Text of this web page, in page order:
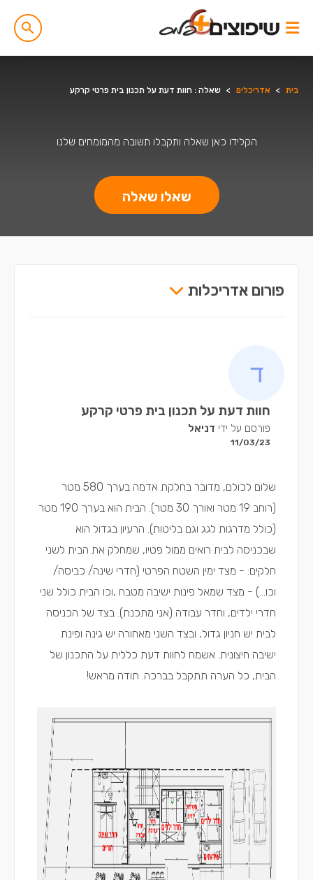
בית > אדריכלים > שאלה : חוות דעת על תכנון בית פרטי קרקע
הקלידו כאן שאלה ותקבלו תשובה מהמומחים שלנו
שאלו שאלה
פורום אדריכלות
חוות דעת על תכנון בית פרטי קרקע
פורסם על ידי דניאל
11/03/23
שלום לכולם, מדובר בחלקת אדמה בערך 580 מטר
(רוחב 19 מטר ואורך 30 מטר). הבית הוא בערך 190 מטר
(כולל מדרגות לגג וגם בליטות). הרעיון בגדול הוא
שבכניסה לבית רואים ממול פטיו, שמחלק את הבית לשני
חלקים: - מצד ימין השטח הפרטי (חדרי שינה/ כביסה/
וכו...) - מצד שמאל פינות ישיבה מטבח ,וכו הבית כולל שני
חדרי ילדים, וחדר עבודה (אני מתכנת). בצד של הכניסה
לבית יש חניון גדול, ובצד השני מאחורה יש גינה ופינת
ישיבה חיצונית. אשמח לחוות דעת כללית על התכנון של
הבית, כל הערה תתקבל בברכה. תודה מראש!